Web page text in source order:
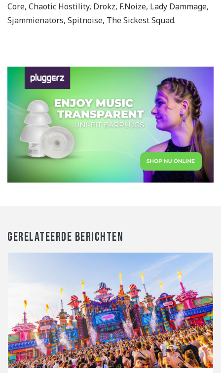
Core, Chaotic Hostility, Drokz, F.Noize, Lady Dammage,
Sjammienators, Spitnoise, The Sickest Squad.
GERELATEERDE BERICHTEN